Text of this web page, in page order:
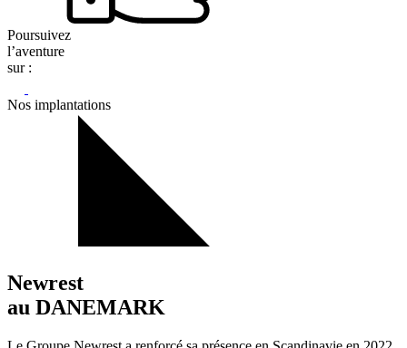
Poursuivez
l’aventure
sur :
Nos implantations
Newrest
au DANEMARK